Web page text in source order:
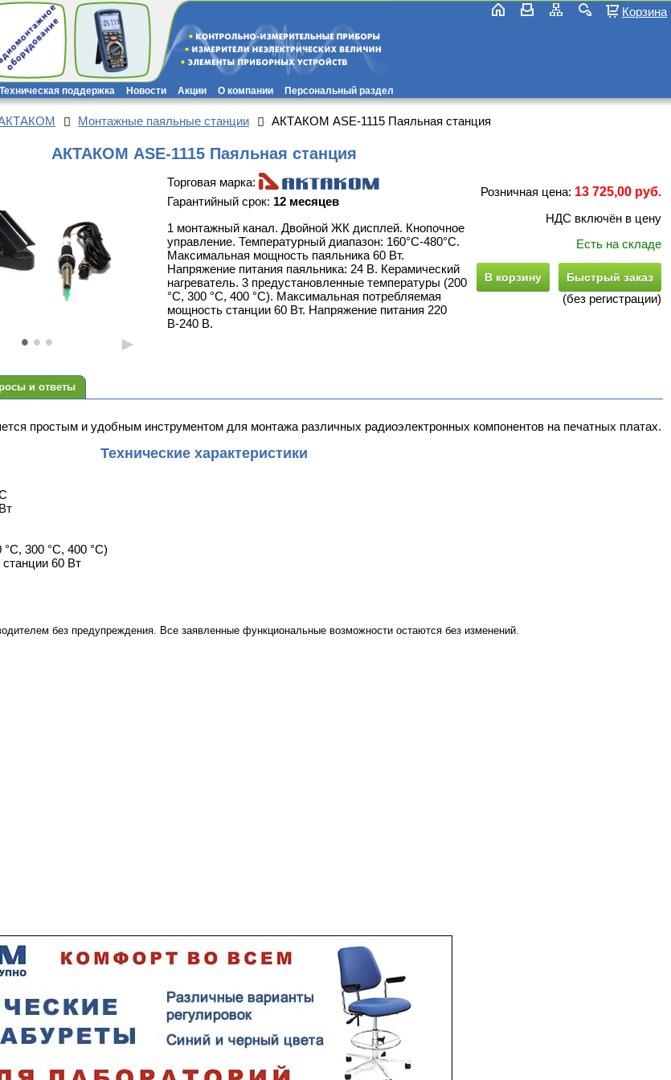
Корзина
Техническая поддержка Новости Акции О компании Персональный раздел
АКТАКОМ Монтажные паяльные станции АКТАКОМ ASE-1115 Паяльная станция
АКТАКОМ ASE-1115 Паяльная станция
• • • ►
Торговая марка:
Гарантийный срок: 12 месяцев
1 монтажный канал. Двойной ЖК дисплей. Кнопочное
управление. Температурный диапазон: 160°C-480°C.
Максимальная мощность паяльника 60 Вт.
Напряжение питания паяльника: 24 В. Керамический
нагреватель. 3 предустановленные температуры (200
°С, 300 °С, 400 °С). Максимальная потребляемая
мощность станции 60 Вт. Напряжение питания 220
В-240 В.
Розничная цена: 13 725,00 руб.
НДС включён в цену
Есть на складе
В корзину Быстрый заказ
(без регистрации)
и ответы
простым и удобным инструментом для монтажа различных радиоэлектронных компонентов на печатных платах.
Технические характеристики
300 °С, 400 °С)
60 Вт
без предупреждения. Все заявленные функциональные возможности остаются без изменений.